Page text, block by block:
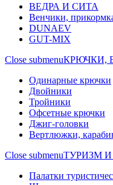
ВЕДРА И СИТА
Венчики,
DUNAEV
GUT-MIX
Close submenuКРЮЧКИ,
Одинарные крючки
Двойники
Тройники
Офсетные крючки
Джиг-головки
Вертлюжки,
Close submenuТУРИЗМ
Палатки